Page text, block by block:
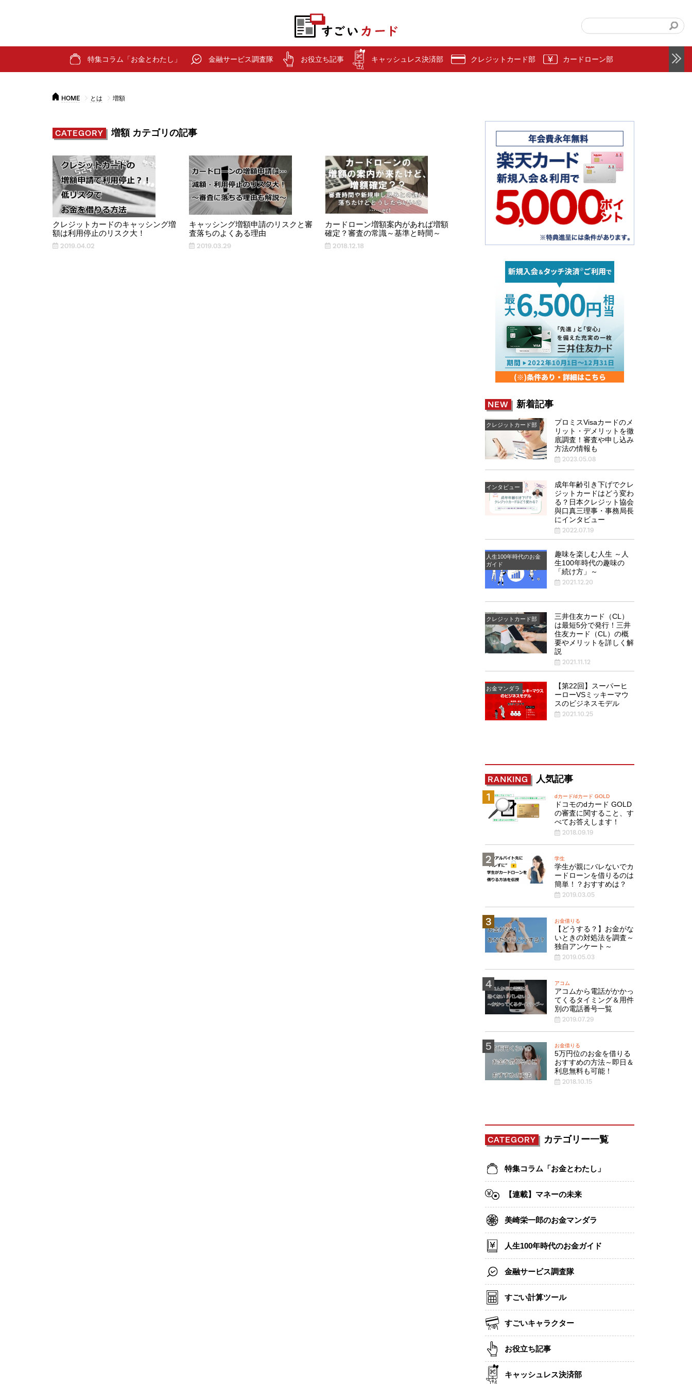
特集コラム「お金とわたし」 金融サービス調査隊 お役立ち記事 キャッシュレス決済部 クレジットカード部 カードローン部
HOME とは 増額
CATEGORY 増額 カテゴリの記事
クレジットカードのキャッシング増
額は利用停止のリスク大！
2019.04.02
キャッシング増額申請のリスクと審
査落ちのよくある理由
2019.03.29
カードローン増額案内があれば増額
確定？審査の常識～基準と時間～
2018.12.18
NEW 新着記事
クレジットカード部
プロミスVisaカードのメ
リット・デメリットを徹
底調査！審査や申し込み
方法の情報も
2023.05.08
インタビュー
成年年齢引き下げでクレ
ジットカードはどう変わ
る？日本クレジット協会
與口真三理事・事務局長
にインタビュー
2022.07.19
人生100年時代のお金
ガイド
趣味を楽しむ人生 ～人
生100年時代の趣味の
「続け方」～
2021.12.20
クレジットカード部
三井住友カード（CL）
は最短5分で発行！三井
住友カード（CL）の概
要やメリットを詳しく解
説
2021.11.12
お金マンダラ
【第22回】スーパーヒ
ーローVSミッキーマウ
スのビジネスモデル
2021.10.25
RANKING 人気記事
dカード/dカード GOLD
ドコモのdカード GOLD
の審査に関すること、す
べてお答えします！
2018.09.19
学生
学生が親にバレないでカ
ードローンを借りるのは
簡単！？おすすめは？
2019.03.05
お金借りる
【どうする？】お金がな
いときの対処法を調査～
独自アンケート～
2019.05.03
アコム
アコムから電話がかかっ
てくるタイミング＆用件
別の電話番号一覧
2019.07.29
お金借りる
5万円位のお金を借りる
おすすめの方法～即日＆
利息無料も可能！
2018.10.15
CATEGORY カテゴリー一覧
特集コラム「お金とわたし」
【連載】マネーの未来
美崎栄一郎のお金マンダラ
人生100年時代のお金ガイド
金融サービス調査隊
すごい計算ツール
すごいキャラクター
お役立ち記事
キャッシュレス決済部